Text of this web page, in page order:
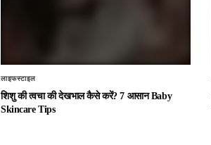
लाइफस्टाइल
शिशु की त्वचा की देखभाल कैसे करें? 7 आसान Baby
Skincare Tips